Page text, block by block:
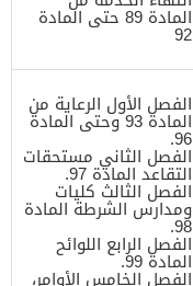
المادة 89 حتى المادة
92
الفصل الأول الرعاية من
المادة 93 وحتى المادة
96.
الفصل الثاني مستحقات
التقاعد المادة 97.
الفصل الثالث كليات
ومدارس الشرطة المادة
98.
الفصل الرابع اللوائح
المادة 99.
الفصل الخامس الأوامر،